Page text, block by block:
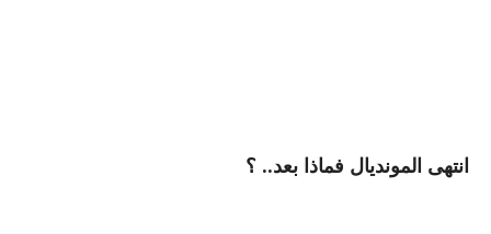
انتهى المونديال فماذا بعد.. ؟